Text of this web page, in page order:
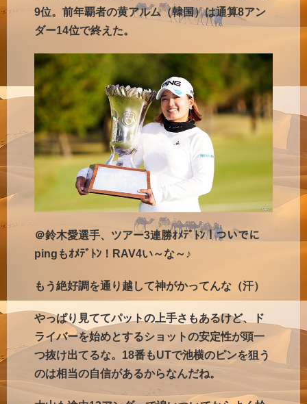
9位。前年覇者の黄アルム（韓国）は通算8アン
ダー14位で終えた。
＠鈴木愛選手、ツアー3連勝ｵﾒﾃﾞﾄﾝ！ついでに
pingもｵﾒﾃﾞﾄﾝ！RAV4い～な～♪
もう絶好調を通り越して神がかってんな（汗）
やっぱり見ててパットの上手さもあるけど、ド
ライバーを始めとするショットの安定性が頭一
つ抜け出てるな。18番もUTで池横のピンを狙う
のは相当の自信があるからなんだね。